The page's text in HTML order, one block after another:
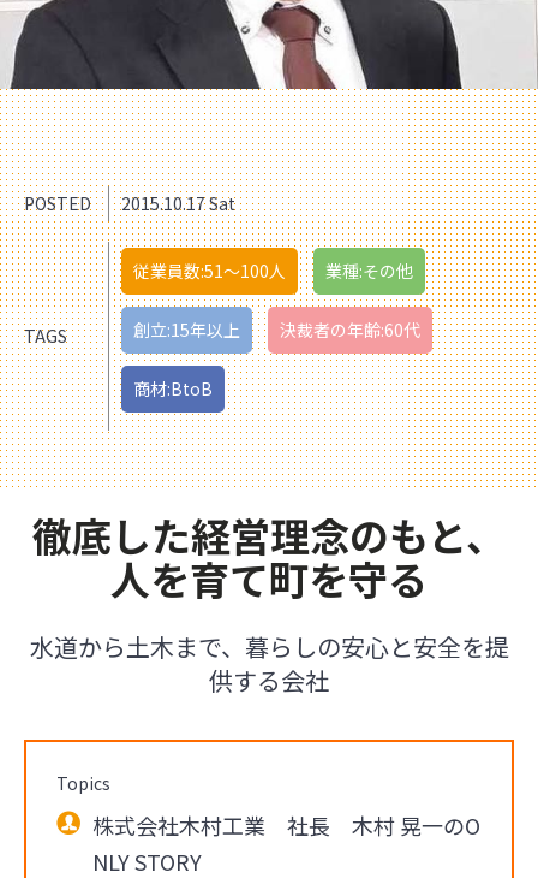
POSTED 2015.10.17 Sat
TAGS
従業員数:51〜100人 業種:その他
創立:15年以上 決裁者の年齢:60代
商材:BtoB
徹底した経営理念のもと、
人を育て町を守る
水道から土木まで、暮らしの安心と安全を提
供する会社
Topics
株式会社木村工業 社長 木村 晃一のO
NLY STORY